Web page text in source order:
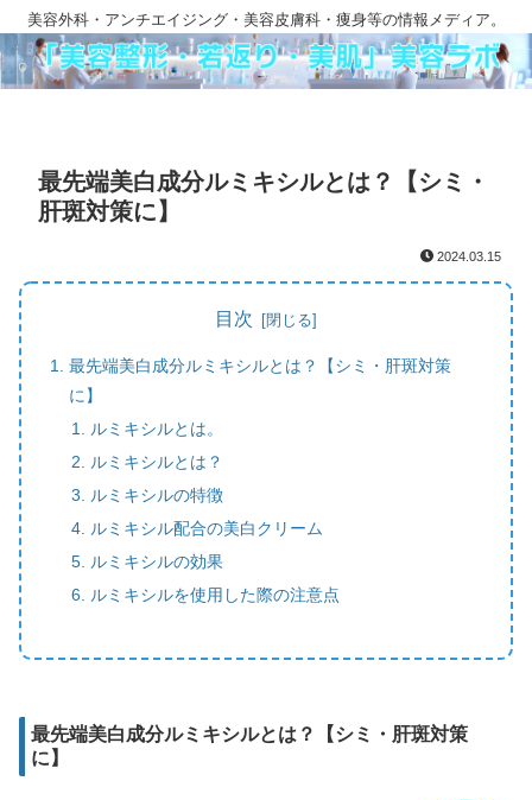
美容外科・アンチエイジング・美容皮膚科・痩身等の情報メディア。
最先端美白成分ルミキシルとは？【シミ・
肝斑対策に】
2024.03.15
目次
最先端美白成分ルミキシルとは？【シミ・肝斑対策
に】
ルミキシルとは。
ルミキシルとは？
ルミキシルの特徴
ルミキシル配合の美白クリーム
ルミキシルの効果
ルミキシルを使用した際の注意点
最先端美白成分ルミキシルとは？【シミ・肝斑対策
に】